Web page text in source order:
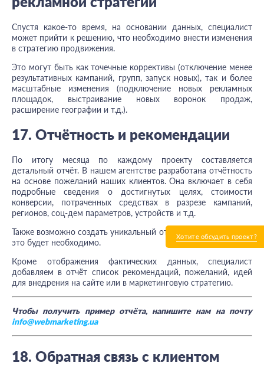
Хотите обсудить проект?
Спустя какое-то время, на основании данных, специалист
может прийти к решению, что необходимо внести изменения
в стратегию продвижения.
Это могут быть как точечные коррективы (отключение менее
результативных кампаний, групп, запуск новых), так и более
масштабные изменения (подключение новых рекламных
площадок, выстраивание новых воронок продаж,
расширение географии и т.д.).
17. Отчётность и рекомендации
По итогу месяца по каждому проекту составляется
детальный отчёт. В нашем агентстве разработана отчётность
на основе пожеланий наших клиентов. Она включает в себя
подробные сведения о достигнутых целях, стоимости
конверсии, потраченных средствах в разрезе кампаний,
регионов, соц-дем параметров, устройств и т.д.
Также возможно создать уникальный отчёт под клиента, если
это будет необходимо.
Кроме отображения фактических данных, специалист
добавляем в отчёт список рекомендаций, пожеланий, идей
для внедрения на сайте или в маркетинговую стратегию.
Чтобы получить пример отчёта, напишите нам на почту
info@webmarketing.ua
18. Обратная связь с клиентом